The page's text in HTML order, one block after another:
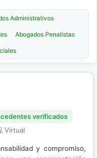
Administrativos
Abogados Penalistas
verificados
Virtual
y compromiso,